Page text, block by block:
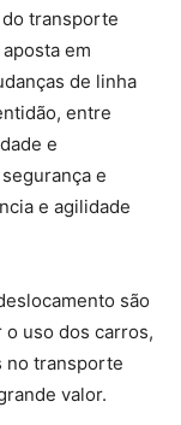
transporte
em
de linha
entre
e
e
e agilidade
são
uso dos carros,
no transporte
valor.